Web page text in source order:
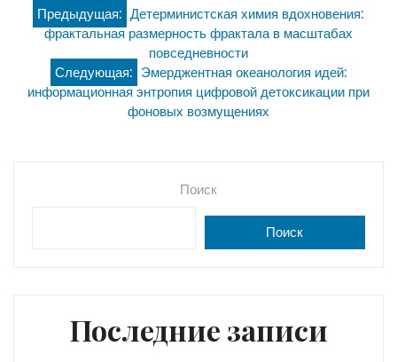
Навигация
записям
Предыдущая: Детерминистская химия вдохновения:
фрактальная размерность фрактала в масштабах
повседневности
Следующая: Эмерджентная океанология идей:
информационная энтропия цифровой детоксикации при
фоновых возмущениях
Поиск
Поиск
Последние записи